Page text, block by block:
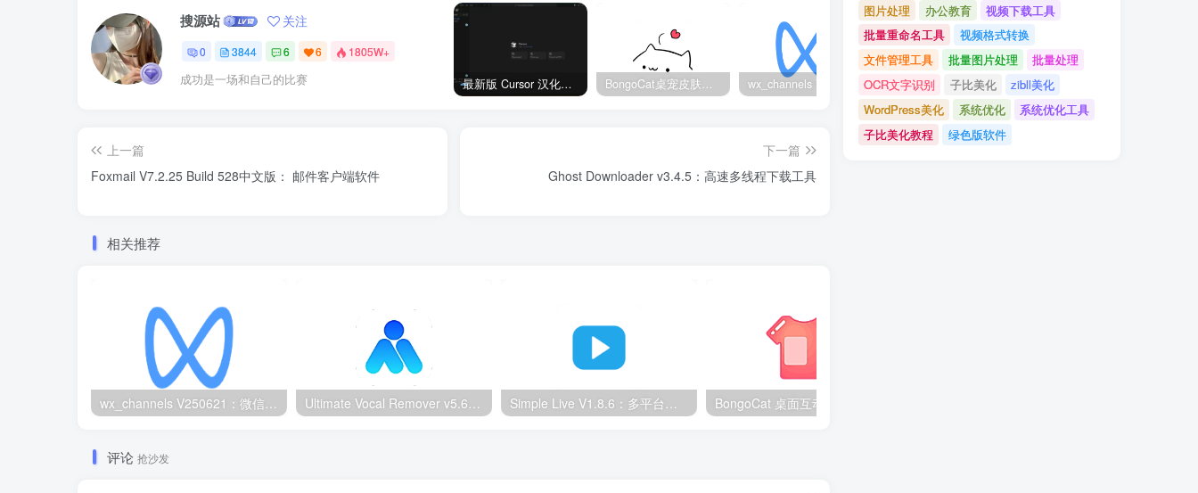
搜源站 关注
0 3844 6 6 1805W+
成功是一场和自己的比赛 最新版 Cursor 汉化设置中文教程（两种简单方法，附中文语言包下载） BongoCat桌宠皮肤包大全：20款主题皮肤免费下载 Ultimate Vocal Remover v5.6.0汉化版：一键人声分离工具
上一篇
Foxmail V7.2.25 Build 528中文版： 邮件客户端软件
下一篇
Ghost Downloader v3.4.5：高速多线程下载工具
相关推荐
Ultimate Vocal Remover v5.6.0汉化版：一键人声分离工具
评论 抢沙发
图片处理
办公教育
视频下载工具
批量重命名工具
视频格式转换
文件管理工具
批量图片处理
批量处理
OCR文字识别
子比美化
zibll美化
WordPress美化
系统优化
系统优化工具
子比美化教程
绿色版软件